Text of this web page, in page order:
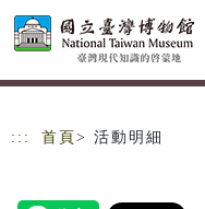
跳到主要內容
網站導覽
::: 首頁 > 活動明細